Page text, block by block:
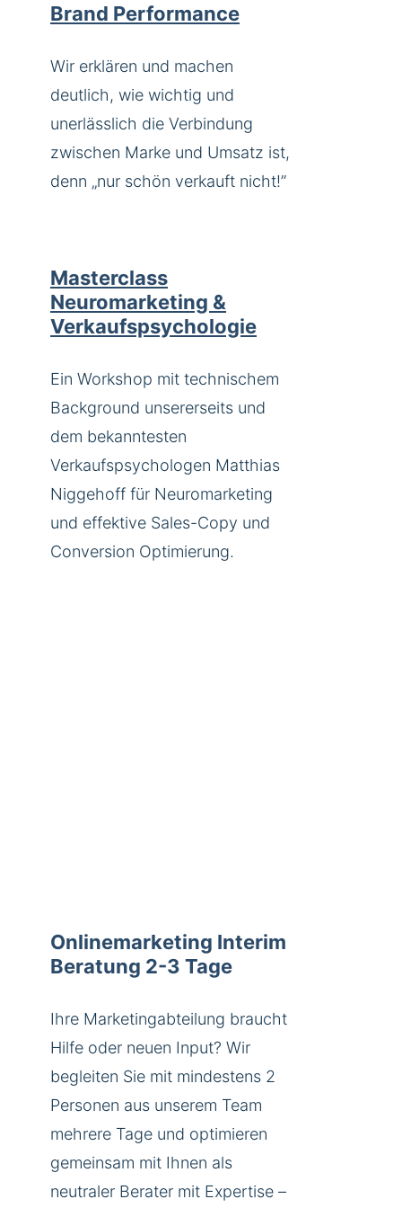
Brand Performance
Wir erklären und machen
deutlich, wie wichtig und
unerlässlich die Verbindung
zwischen Marke und Umsatz ist,
denn „nur schön verkauft nicht!”
Masterclass
Neuromarketing &
Verkaufspsychologie
Ein Workshop mit technischem
Background unsererseits und
dem bekanntesten
Verkaufspsychologen Matthias
Niggehoff für Neuromarketing
und effektive Sales-Copy und
Conversion Optimierung.
Onlinemarketing Interim
Beratung 2-3 Tage
Ihre Marketingabteilung braucht
Hilfe oder neuen Input? Wir
begleiten Sie mit mindestens 2
Personen aus unserem Team
mehrere Tage und optimieren
gemeinsam mit Ihnen als
neutraler Berater mit Expertise –